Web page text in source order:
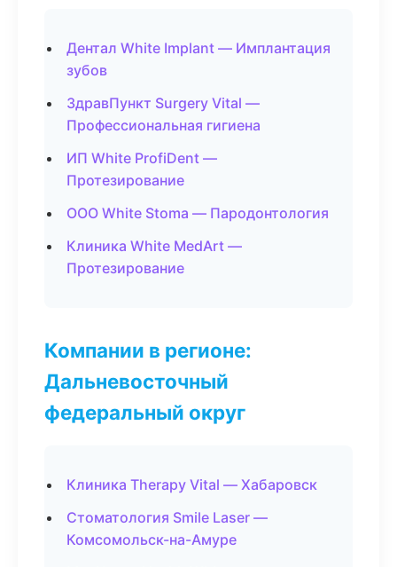
Дентал White Implant — Имплантация
зубов
ЗдравПункт Surgery Vital —
Профессиональная гигиена
ИП White ProfiDent —
Протезирование
ООО White Stoma — Пародонтология
Клиника White MedArt —
Протезирование
Компании в регионе:
Дальневосточный
федеральный округ
Клиника Therapy Vital — Хабаровск
Стоматология Smile Laser —
Комсомольск-на-Амуре